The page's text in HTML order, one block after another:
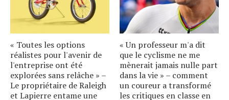
« Toutes les options
réalistes pour l'avenir de
l'entreprise ont été
explorées sans relâche » –
Le propriétaire de Raleigh
et Lapierre entame une
« Un professeur m'a dit
que le cyclisme ne me
mènerait jamais nulle part
dans la vie » – comment
un coureur a transformé
les critiques en classe en